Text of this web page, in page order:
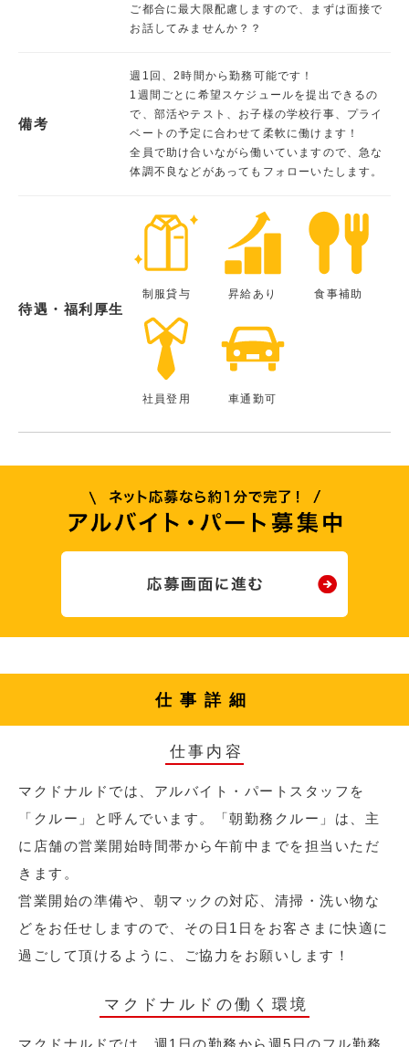
ご都合に最大限配慮しますので、まずは面接で
お話してみませんか？？
備考
週1回、2時間から勤務可能です！
1週間ごとに希望スケジュールを提出できるの
で、部活やテスト、お子様の学校行事、プライ
ベートの予定に合わせて柔軟に働けます！
全員で助け合いながら働いていますので、急な
体調不良などがあってもフォローいたします。
待遇・福利厚生
制服貸与 昇給あり 食事補助
社員登用 車通勤可
仕事詳細
仕事内容
マクドナルドでは、アルバイト・パートスタッフを
「クルー」と呼んでいます。「朝勤務クルー」は、主
に店舗の営業開始時間帯から午前中までを担当いただ
きます。
営業開始の準備や、朝マックの対応、清掃・洗い物な
どをお任せしますので、その日1日をお客さまに快適に
過ごして頂けるように、ご協力をお願いします！
マクドナルドの働く環境